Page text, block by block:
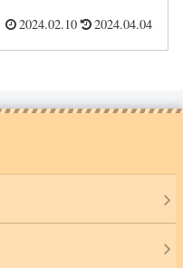
2024.02.10 2024.04.04